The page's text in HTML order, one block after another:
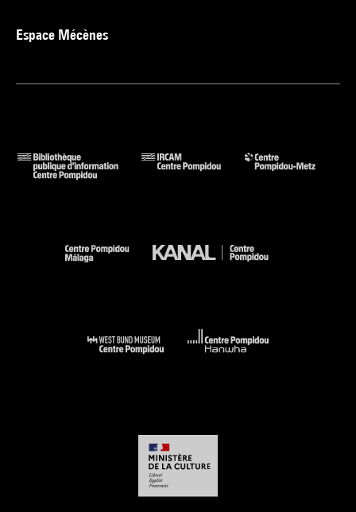
Espace Mécènes